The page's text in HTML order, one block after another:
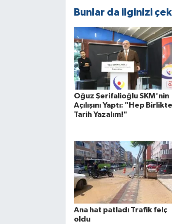
Bunlar da ilginizi
Oğuz Şerifalioğlu SKM'nin
Açılışını Yaptı: "Hep Birlikte
Tarih Yazalım!"
Ana hat patladı Trafik felç
oldu